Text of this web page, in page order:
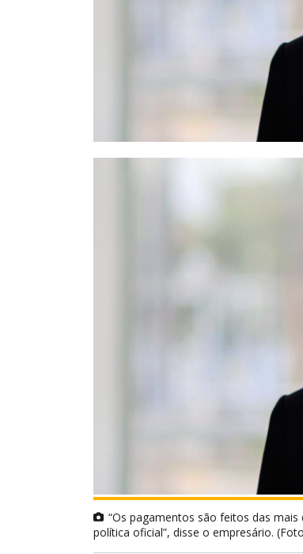
“Os pagamentos são feitos das
política oficial”, disse o empresário.